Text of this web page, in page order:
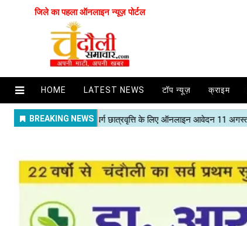
जिले का पहला ऑनलाइन न्यूज़ पोर्टल
HOME LATEST NEWS टॉप न्यूज़ क्राइम